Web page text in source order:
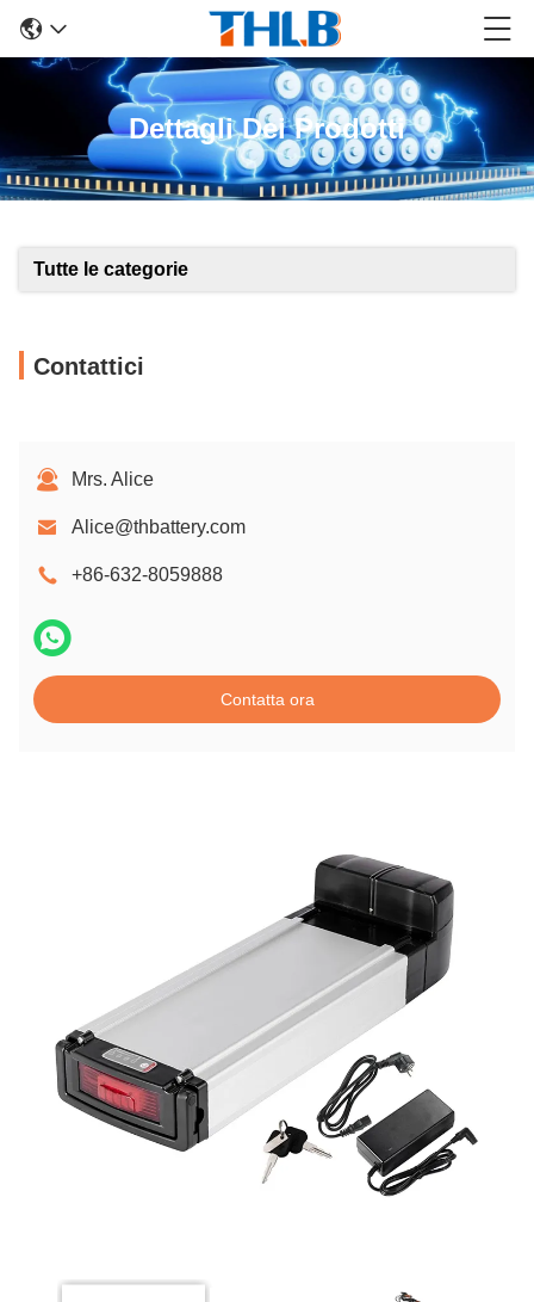
Dettagli Dei Prodotti
Tutte le categorie
Contattici
Mrs. Alice
Alice@thbattery.com
+86-632-8059888
Contatta ora